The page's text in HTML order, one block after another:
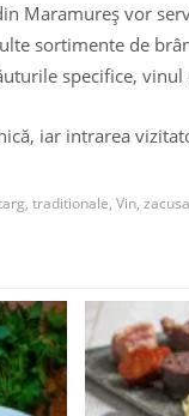
Maramureş vor
sortimente de
specifice, vinul
iar intrarea
, traditionale, Vin, zacusa